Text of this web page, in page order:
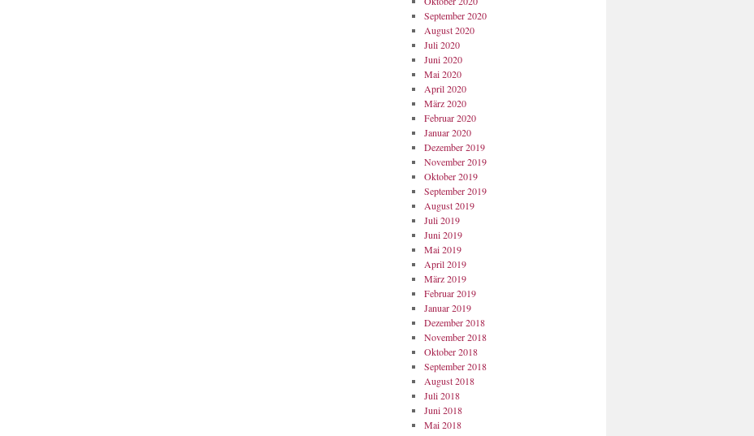
September 2020
August 2020
Juli 2020
Juni 2020
Mai 2020
April 2020
März 2020
Februar 2020
Januar 2020
Dezember 2019
November 2019
Oktober 2019
September 2019
August 2019
Juli 2019
Juni 2019
Mai 2019
April 2019
März 2019
Februar 2019
Januar 2019
Dezember 2018
November 2018
Oktober 2018
September 2018
August 2018
Juli 2018
Juni 2018
Mai 2018